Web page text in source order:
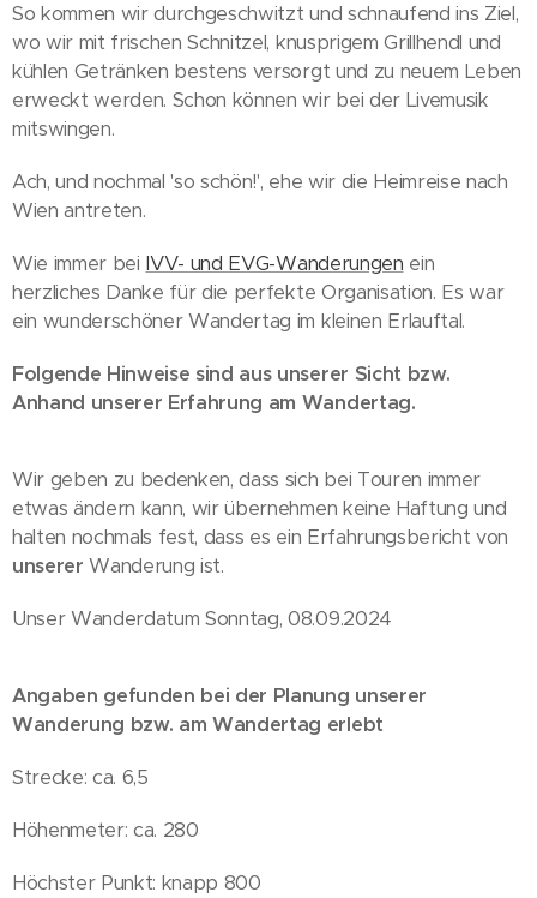
So kommen wir durchgeschwitzt und schnaufend ins Ziel,
wo wir mit frischen Schnitzel, knusprigem Grillhendl und
kühlen Getränken bestens versorgt und zu neuem Leben
erweckt werden. Schon können wir bei der Livemusik
mitswingen.
Ach, und nochmal 'so schön!', ehe wir die Heimreise nach
Wien antreten.
Wie immer bei IVV- und EVG-Wanderungen ein
herzliches Danke für die perfekte Organisation. Es war
ein wunderschöner Wandertag im kleinen Erlauftal.
Folgende Hinweise sind aus unserer Sicht bzw.
Anhand unserer Erfahrung am Wandertag.
Wir geben zu bedenken, dass sich bei Touren immer
etwas ändern kann, wir übernehmen keine Haftung und
halten nochmals fest, dass es ein Erfahrungsbericht von
unserer Wanderung ist.
Unser Wanderdatum Sonntag, 08.09.2024
Angaben gefunden bei der Planung unserer
Wanderung bzw. am Wandertag erlebt
Strecke: ca. 6,5
Höhenmeter: ca. 280
Höchster Punkt: knapp 800